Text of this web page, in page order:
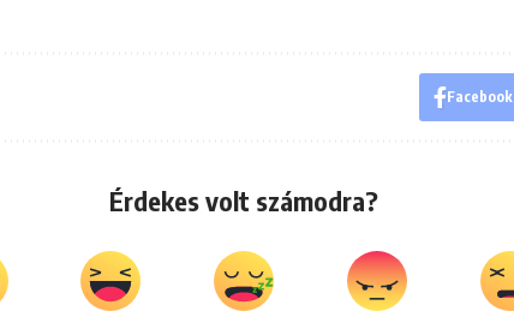
Facebook
Érdekes volt számodra?